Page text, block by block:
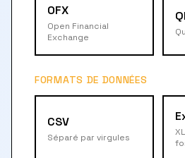
OFX
Open Financial
Exchange
FORMATS DE DONNÉES
CSV
Séparé par virgules